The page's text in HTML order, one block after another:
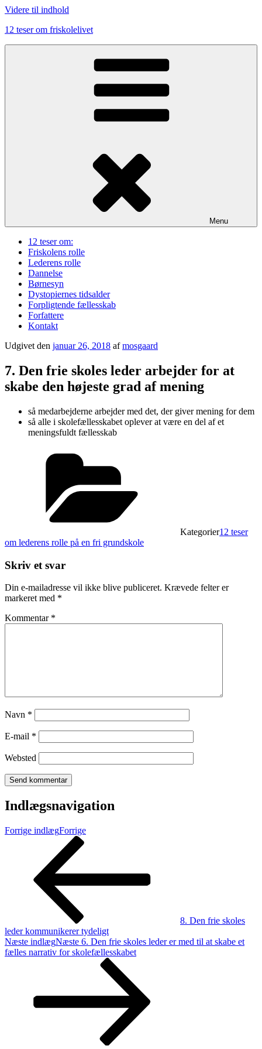
Videre til indhold
12 teser om friskolelivet
Menu
12 teser om:
Friskolens rolle
Lederens rolle
Dannelse
Børnesyn
Dystopiernes tidsalder
Forpligtende fællesskab
Forfattere
Kontakt
Udgivet den januar 26, 2018 afmosgaard
7. Den frie skoles leder arbejder for at
skabe den højeste grad af mening
så medarbejderne arbejder med det, der giver mening for dem
så alle i skolefællesskabet oplever at være en del af et
meningsfuldt fællesskab
Kategorier12 teser
om lederens rolle på en fri grundskole
Skriv et svar
Din e-mailadresse vil ikke blive publiceret. Krævede felter er
markeret med *
Kommentar *
Navn *
E-mail *
Websted
Indlægsnavigation
Forrige indlægForrige
8. Den frie skoles
leder kommunikerer tydeligt
Næste indlægNæste 6. Den frie skoles leder er med til at skabe et
fælles narrativ for skolefællesskabet